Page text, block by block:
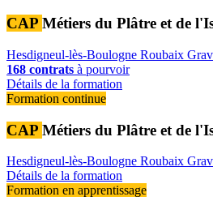
CAP Métiers du Plâtre et de
Hesdigneul-lès-Boulogne Roubaix
168 contrats à pourvoir
Détails de la formation
Formation continue
CAP Métiers du Plâtre et de
Hesdigneul-lès-Boulogne Roubaix
Détails de la formation
Formation en apprentissage